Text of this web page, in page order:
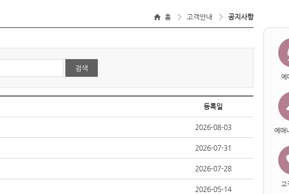
홈 고객안내 공지사항
검색
등록일
2026-08-03
2026-07-31
2026-07-28
2026-05-14
예
예매
고